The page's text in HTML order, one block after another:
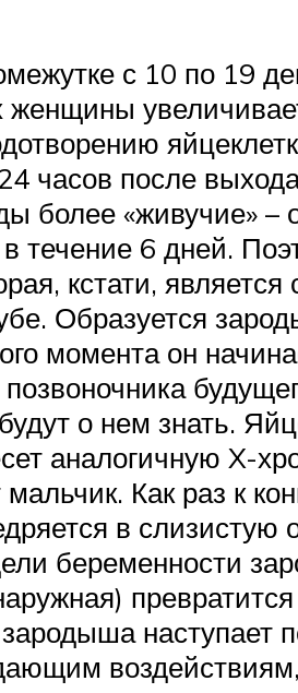
с 10 по 19
часов после
более «живучие»
течение 6 дней.
кстати,
Образуется
момента он
о нем знать.
аналогичную X-
Как раз к
в
беременности
наступает